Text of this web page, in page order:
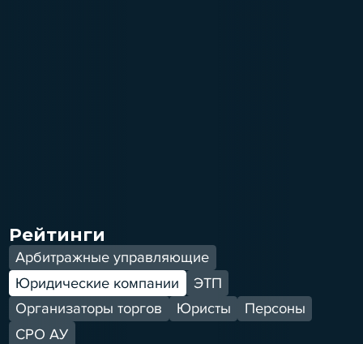
Рейтинги
Арбитражные управляющие
Юридические компании
ЭТП
Организаторы торгов
Юристы
Персоны
СРО АУ